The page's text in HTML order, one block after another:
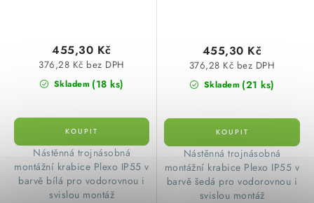
Skladem (18 ks)
376,28 Kč bez DPH
455,30 Kč
​Nástěnná trojnásobná
montážní krabice Plexo IP55 v
barvě bílá pro vodorovnou i
svislou montáž
Skladem (21 ks)
376,28 Kč bez DPH
455,30 Kč
​Nástěnná trojnásobná
montážní krabice Plexo IP55 v
barvě šedá pro vodorovnou i
svislou montáž